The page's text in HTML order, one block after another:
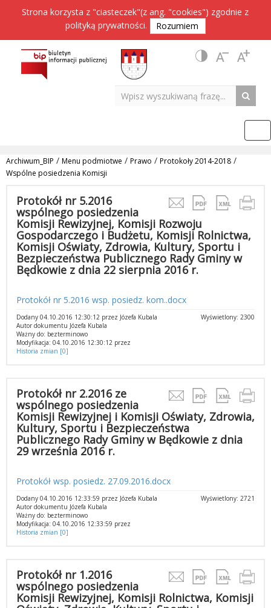
Strona korzysta z "ciasteczek"(z ang. "cookies") zgodnie z
polityką prywatności. Rozumiem
Archiwum_BIP / Menu podmiotwe / Prawo / Protokoły 2014-2018 /
Wspólne posiedzenia Komisji
Protokół nr 5.2016
wspólnego posiedzenia
Komisji Rewizyjnej, Komisji Rozwoju
Gospodarczego i Budżetu, Komisji Rolnictwa,
Komisji Oświaty, Zdrowia, Kultury, Sportu i
Bezpieczeństwa Publicznego Rady Gminy w
Będkowie z dnia 22 sierpnia 2016 r.
Protokół nr 5.2016 wsp. posiedz. kom..docx
Wyświetlony: 2300
Dodany 04.10.2016 12:30:12 przez Józefa Kubala
Autor dokumentu Józefa Kubala
Ważny do: bezterminowo
Modyfikacja: 04.10.2016 12:30:12 przez
Historia zmian [0]
Protokół nr 2.2016 ze
wspólnego posiedzenia
Komisji Rewizyjnej i Komisji Oświaty, Zdrowia,
Kultury, Sportu i Bezpieczeństwa
Publicznego Rady Gminy w Będkowie z dnia
29 września 2016 r.
Protokół wsp. posiedz. 27.09.2016.docx
Wyświetlony: 2721
Dodany 04.10.2016 12:33:59 przez Józefa Kubala
Autor dokumentu Józefa Kubala
Ważny do: bezterminowo
Modyfikacja: 04.10.2016 12:33:59 przez
Historia zmian [0]
Protokół nr 1.2016
wspólnego posiedzenia
Komisji Rewizyjnej, Komisji Rolnictwa, Komisji